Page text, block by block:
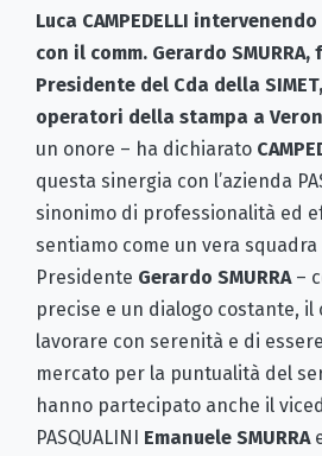
Luca CAMPEDELLI
con il comm. Gerardo
Presidente del Cda della
operatori della stampa a
un onore – ha dichiarato
questa sinergia con l’azienda
sinonimo di professionalità ed
sentiamo come un vera
Presidente Gerardo SMURRA–
precise e un dialogo costante,
lavorare con serenità e di
mercato per la puntualità del
hanno partecipato anche il
PASQUALINI Emanuele SMURRA